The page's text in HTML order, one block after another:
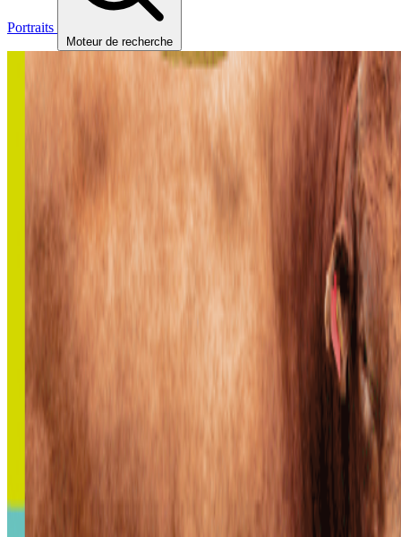
Portraits
Moteur de recherche